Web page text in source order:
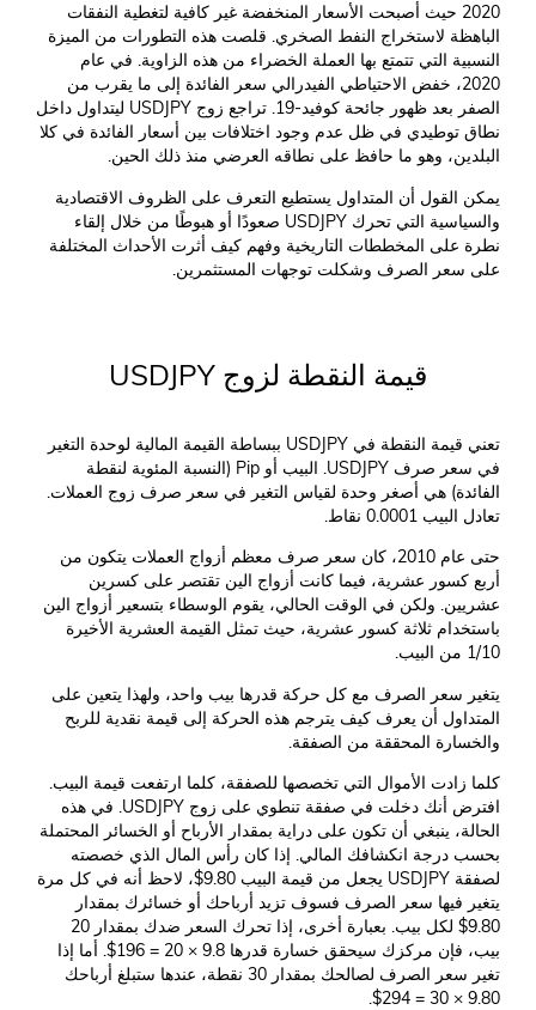
2020 حيث أصبحت الأسعار المنخفضة غير كافية لتغطية النفقات
الباهظة لاستخراج النفط الصخري. قلصت هذه التطورات من الميزة
النسبية التي تتمتع بها العملة الخضراء من هذه الزاوية. في عام
2020، خفض الاحتياطي الفيدرالي سعر الفائدة إلى ما يقرب من
الصفر بعد ظهور جائحة كوفيد-19. تراجع زوج USDJPY ليتداول داخل
نطاق توطيدي في ظل عدم وجود اختلافات بين أسعار الفائدة في كلا
البلدين، وهو ما حافظ على نطاقه العرضي منذ ذلك الحين.
يمكن القول أن المتداول يستطيع التعرف على الظروف الاقتصادية
والسياسية التي تحرك USDJPY صعودًا أو هبوطًا من خلال إلقاء
نطرة على المخططات التاريخية وفهم كيف أثرت الأحداث المختلفة
على سعر الصرف وشكلت توجهات المستثمرين.
قيمة النقطة لزوج USDJPY
تعني قيمة النقطة في USDJPY ببساطة القيمة المالية لوحدة التغير
في سعر صرف USDJPY. البيب أو Pip (النسبة المئوية لنقطة
الفائدة) هي أصغر وحدة لقياس التغير في سعر صرف زوج العملات.
تعادل البيب 0.0001 نقاط.
حتى عام 2010، كان سعر صرف معظم أزواج العملات يتكون من
أربع كسور عشرية، فيما كانت أزواج الين تقتصر على كسرين
عشريين. ولكن في الوقت الحالي، يقوم الوسطاء بتسعير أزواج الين
باستخدام ثلاثة كسور عشرية، حيث تمثل القيمة العشرية الأخيرة
1/10 من البيب.
يتغير سعر الصرف مع كل حركة قدرها بيب واحد، ولهذا يتعين على
المتداول أن يعرف كيف يترجم هذه الحركة إلى قيمة نقدية للربح
والخسارة المحققة من الصفقة.
كلما زادت الأموال التي تخصصها للصفقة، كلما ارتفعت قيمة البيب.
افترض أنك دخلت في صفقة تنطوي على زوج USDJPY. في هذه
الحالة، ينبغي أن تكون على دراية بمقدار الأرباح أو الخسائر المحتملة
بحسب درجة انكشافك المالي. إذا كان رأس المال الذي خصصته
لصفقة USDJPY يجعل من قيمة البيب 9.80$، لاحظ أنه في كل مرة
يتغير فيها سعر الصرف فسوف تزيد أرباحك أو خسائرك بمقدار
9.80$ لكل بيب. بعبارة أخرى، إذا تحرك السعر ضدك بمقدار 20
بيب، فإن مركزك سيحقق خسارة قدرها 9.8 × 20 = 196$. أما إذا
تغير سعر الصرف لصالحك بمقدار 30 نقطة، عندها ستبلغ أرباحك
9.80 × 30 = 294$.